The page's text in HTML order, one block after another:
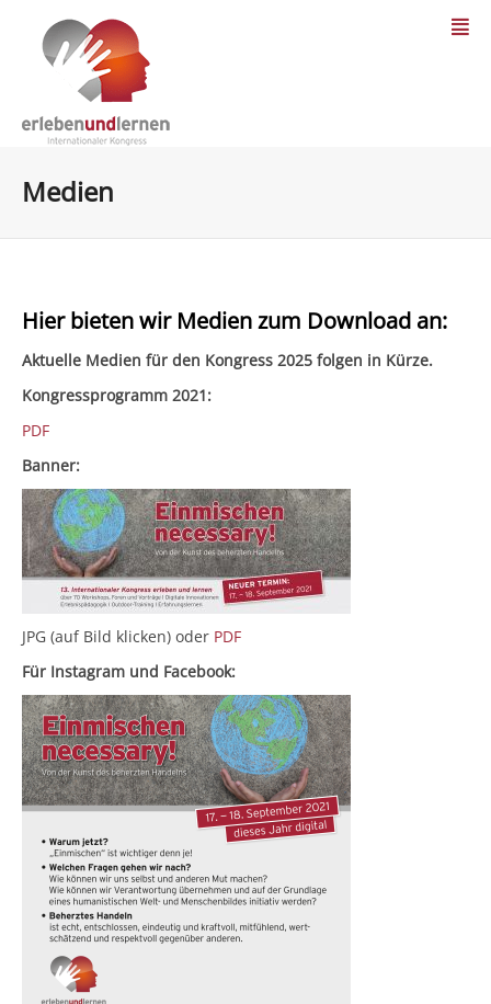
Medien
Hier bieten wir Medien zum Download an:
Aktuelle Medien für den Kongress 2025 folgen in Kürze.
Kongressprogramm 2021:
PDF
Banner:
JPG (auf Bild klicken) oder PDF
Für Instagram und Facebook: